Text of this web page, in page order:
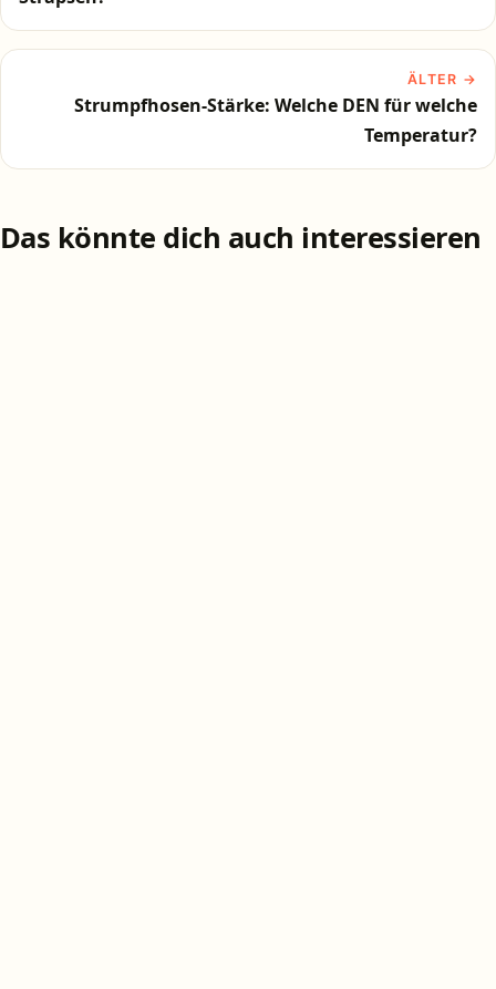
ÄLTER →
Strumpfhosen-Stärke: Welche DEN für welche
Temperatur?
Das könnte dich auch interessieren